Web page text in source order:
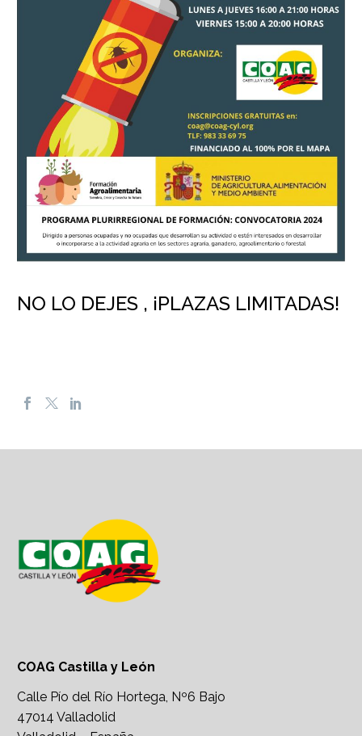
NO LO DEJES , ¡PLAZAS LIMITADAS!
COAG Castilla y León
Calle Pío del Río Hortega, Nº6 Bajo
47014 Valladolid